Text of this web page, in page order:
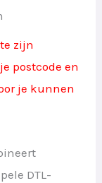
zijn
postcode en
je kunnen
DTL-